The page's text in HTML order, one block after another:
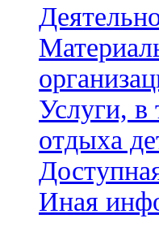
Услуги, в
отдыха
Иная